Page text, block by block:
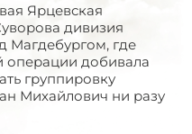
Ярцевская
дивизия
Магдебургом, где
операции добивала
группировку
Михайлович ни разу